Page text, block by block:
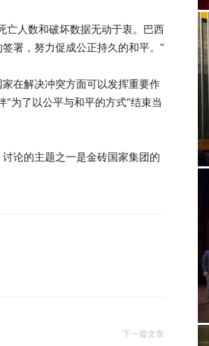
亡人数和破坏数据无动于衷。巴西
署，努力促成公正持久的和平。”
在解决冲突方面可以发挥重要作
为了以公平与和平的方式“结束当
论的主题之一是金砖国家集团的
下一篇文章